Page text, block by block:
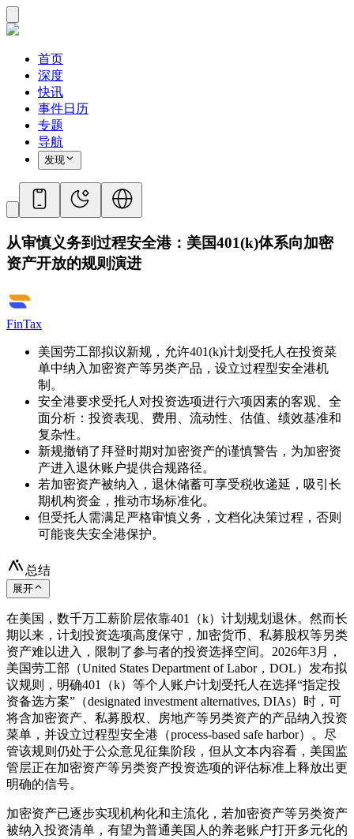
首页
深度
快讯
事件日历
专题
导航
发现
从审慎义务到过程安全港：美国401(k)体系向加密
资产开放的规则演进
FinTax
美国劳工部拟议新规，允许401(k)计划受托人在投资菜
单中纳入加密资产等另类产品，设立过程型安全港机
制。
安全港要求受托人对投资选项进行六项因素的客观、全
面分析：投资表现、费用、流动性、估值、绩效基准和
复杂性。
新规撤销了拜登时期对加密资产的谨慎警告，为加密资
产进入退休账户提供合规路径。
若加密资产被纳入，退休储蓄可享受税收递延，吸引长
期机构资金，推动市场标准化。
但受托人需满足严格审慎义务，文档化决策过程，否则
可能丧失安全港保护。
总结
展开
在美国，数千万工薪阶层依靠401（k）计划规划退休。然而长
期以来，计划投资选项高度保守，加密货币、私募股权等另类
资产难以进入，限制了参与者的投资选择空间。2026年3月，
美国劳工部（United States Department of Labor，DOL）发布拟
议规则，明确401（k）等个人账户计划受托人在选择“指定投
资备选方案”（designated investment alternatives, DIAs）时，可
将含加密资产、私募股权、房地产等另类资产的产品纳入投资
菜单，并设立过程型安全港（process-based safe harbor）。尽
管该规则仍处于公众意见征集阶段，但从文本内容看，美国监
管层正在加密资产等另类资产投资选项的评估标准上释放出更
明确的信号。
加密资产已逐步实现机构化和主流化，若加密资产等另类资产
被纳入投资清单，有望为普通美国人的养老账户打开多元化的